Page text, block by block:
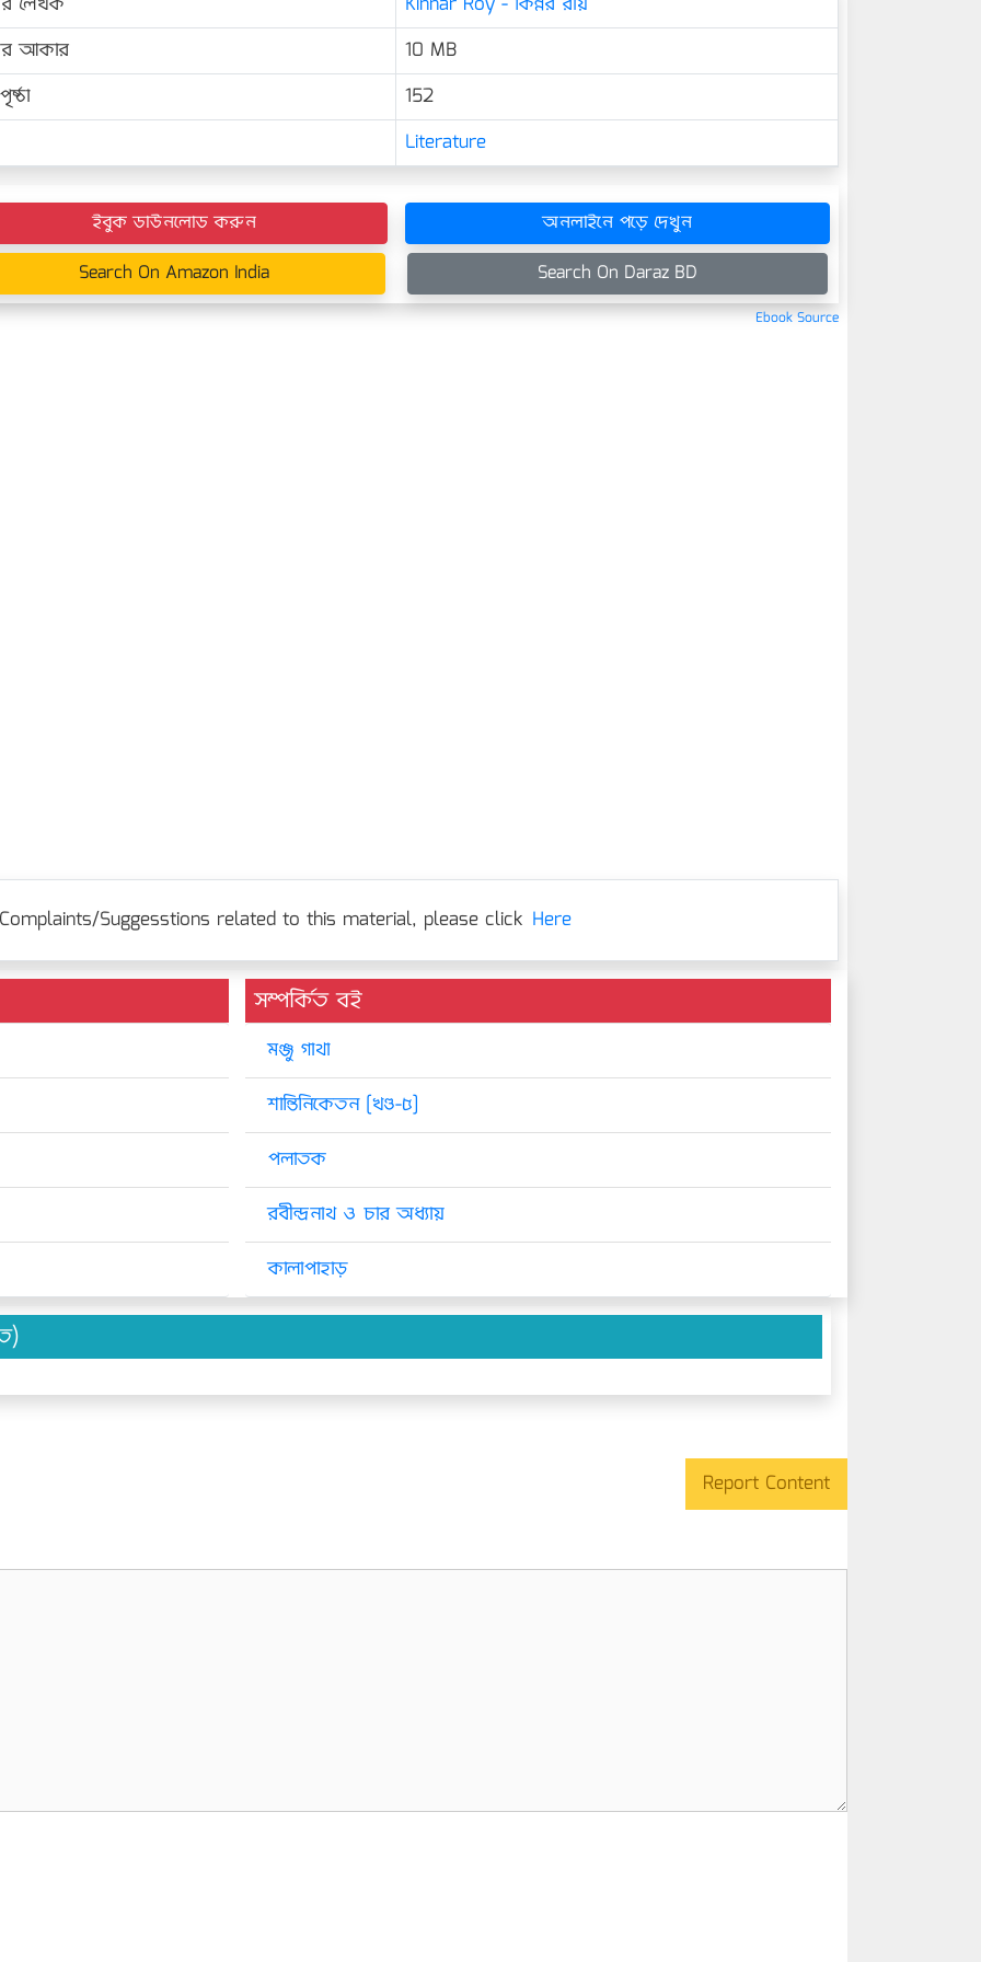
আকার
10 MB
152
Literature
ইবুক ডাউনলোড করুন
অনলাইনে পড়ে দেখুন
Search On Amazon India
Search On Daraz BD
Ebook Source
Suggesstions related to this material, please click Here
সম্পর্কিত বই
মঞ্জু গাথা
শান্তিনিকেতন [খণ্ড-৫]
পলাতক
রবীন্দ্রনাথ ও চার অধ্যায়
কালাপাহাড়
Report Content